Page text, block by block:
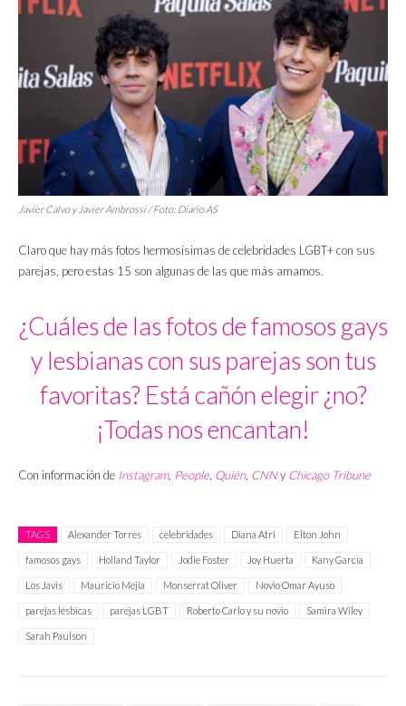
Javier Calvo y Javier Ambrossi / Foto: Diario AS
Claro que hay más fotos hermosísimas de celebridades LGBT+ con sus
parejas, pero estas 15 son algunas de las que más amamos.
¿Cuáles de las fotos de famosos gays
y lesbianas con sus parejas son tus
favoritas? Está cañón elegir ¿no?
¡Todas nos encantan!
Con información de Instagram, People, Quién, CNNy Chicago Tribune
TAGS Alexander Torres celebridades Diana Atri Elton John
famosos gays Holland Taylor Jodie Foster Joy Huerta Kany García
Los Javis Mauricio Mejía Monserrat Oliver Novio Omar Ayuso
parejas lésbicas parejas LGBT Roberto Carlo y su novio Samira Wiley
Sarah Paulson